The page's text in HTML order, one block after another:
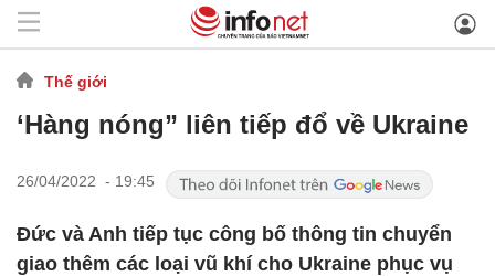
Thế giới
‘Hàng nóng” liên tiếp đổ về Ukraine
26/04/2022 - 19:45
Đức và Anh tiếp tục công bố thông tin chuyển
giao thêm các loại vũ khí cho Ukraine phục vụ